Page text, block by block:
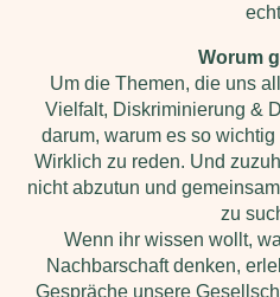
Worum
Um die Themen, die uns
Vielfalt, Diskriminierung &
darum, warum es so
Wirklich zu reden. Und
nicht abzutun und
zu
Wenn ihr wissen wollt,
Nachbarschaft denken,
Gespräche unsere